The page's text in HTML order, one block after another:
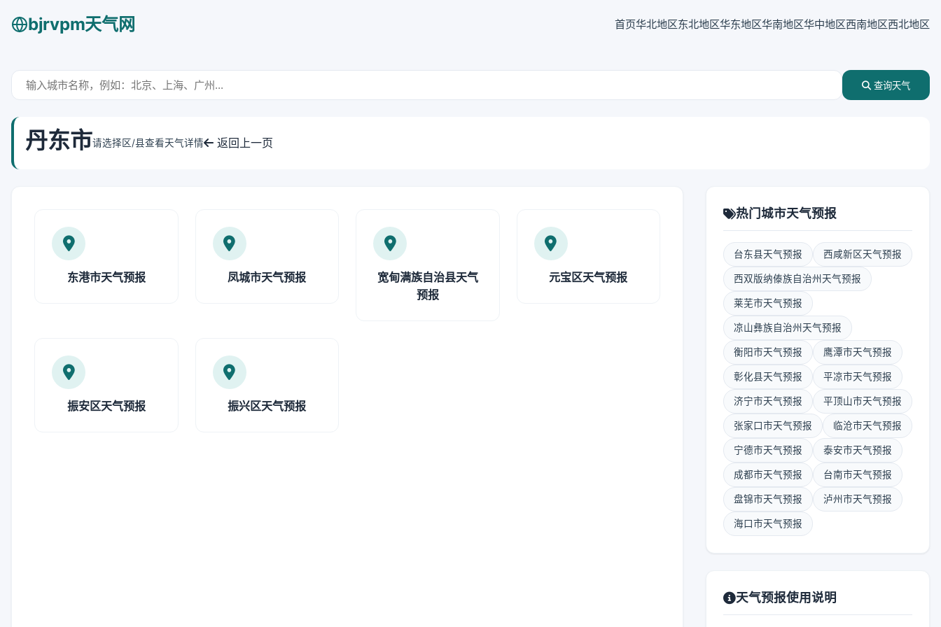
bjrvpm天气网 首页华北地区东北地区华东地区华南地区华中地区西南地区西北地区
查询天气
丹东市请选择区/县查看天气详情 返回上一页
东港市天气预报 凤城市天气预报
宽甸满族自治县天气
预报
元宝区天气预报
振安区天气预报 振兴区天气预报
热门城市天气预报
台东县天气预报 西咸新区天气预报
西双版纳傣族自治州天气预报
莱芜市天气预报
凉山彝族自治州天气预报
衡阳市天气预报 鹰潭市天气预报
彰化县天气预报 平凉市天气预报
济宁市天气预报 平顶山市天气预报
张家口市天气预报 临沧市天气预报
宁德市天气预报 泰安市天气预报
成都市天气预报 台南市天气预报
盘锦市天气预报 泸州市天气预报
海口市天气预报
天气预报使用说明